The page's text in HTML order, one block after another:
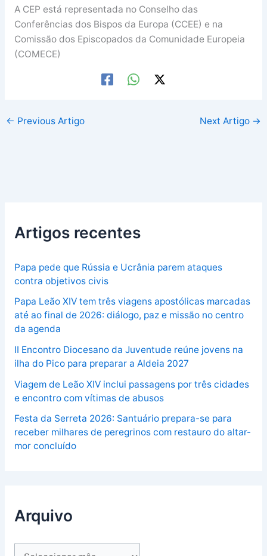
A CEP está representada no Conselho das
Conferências dos Bispos da Europa (CCEE) e na
Comissão dos Episcopados da Comunidade Europeia
(COMECE)
← Previous Artigo Next Artigo →
Artigos recentes
Papa pede que Rússia e Ucrânia parem ataques
contra objetivos civis
Papa Leão XIV tem três viagens apostólicas marcadas
até ao final de 2026: diálogo, paz e missão no centro
da agenda
II Encontro Diocesano da Juventude reúne jovens na
ilha do Pico para preparar a Aldeia 2027
Viagem de Leão XIV inclui passagens por três cidades
e encontro com vítimas de abusos
Festa da Serreta 2026: Santuário prepara-se para
receber milhares de peregrinos com restauro do altar-
mor concluído
Arquivo